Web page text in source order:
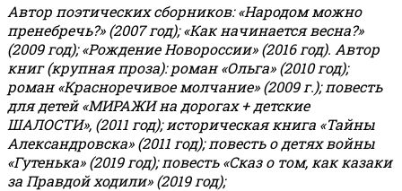
Автор поэтических сборников: «Народом можно
пренебречь?» (2007 год); «Как начинается весна?»
(2009 год); «Рождение Новороссии» (2016 год). Автор
книг (крупная проза): роман «Ольга» (2010 год);
роман «Красноречивое молчание» (2009 г.); повесть
для детей «МИРАЖИ на дорогах + детские
ШАЛОСТИ», (2011 год); историческая книга «Тайны
Александровска» (2011 год); повесть о детях войны
«Гутенька» (2019 год); повесть «Сказ о том, как казаки
за Правдой ходили» (2019 год);